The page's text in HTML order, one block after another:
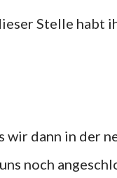
dieser Stelle habt
noch